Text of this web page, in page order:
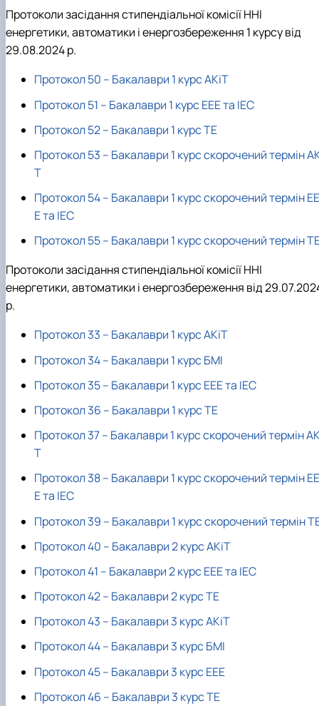
Протоколи засідання стипендіальної комісії ННІ
енергетики, автоматики і енергозбереження 1 курсу від
29.08.2024 р.
Протокол 50 – Бакалаври 1 курс АКіТ
Протокол 51 – Бакалаври 1 курс ЕЕЕ та ІЕС
Протокол 52 – Бакалаври 1 курс ТЕ
Протокол 53 – Бакалаври 1 курс скорочений термін
Т
Протокол 54 – Бакалаври 1 курс скорочений термін ЕЕ
Е та ІЕС
Протокол 55 – Бакалаври 1 курс скорочений термін
Протоколи засідання стипендіальної комісії ННІ
енергетики, автоматики і енергозбереження від
р.
Протокол 33 – Бакалаври 1 курс АКіТ
Протокол 34 – Бакалаври 1 курс БМІ
Протокол 35 – Бакалаври 1 курс ЕЕЕ та ІЕС
Протокол 36 – Бакалаври 1 курс ТЕ
Протокол 37 – Бакалаври 1 курс скорочений термін
Т
Протокол 38 – Бакалаври 1 курс скорочений термін ЕЕ
Е та ІЕС
Протокол 39 – Бакалаври 1 курс скорочений термін
Протокол 40 – Бакалаври 2 курс АКіТ
Протокол 41 – Бакалаври 2 курс ЕЕЕ та ІЕС
Протокол 42 – Бакалаври 2 курс ТЕ
Протокол 43 – Бакалаври 3 курс АКіТ
Протокол 44 – Бакалаври 3 курс БМІ
Протокол 45 – Бакалаври 3 курс ЕЕЕ
Протокол 46 – Бакалаври 3 курс ТЕ